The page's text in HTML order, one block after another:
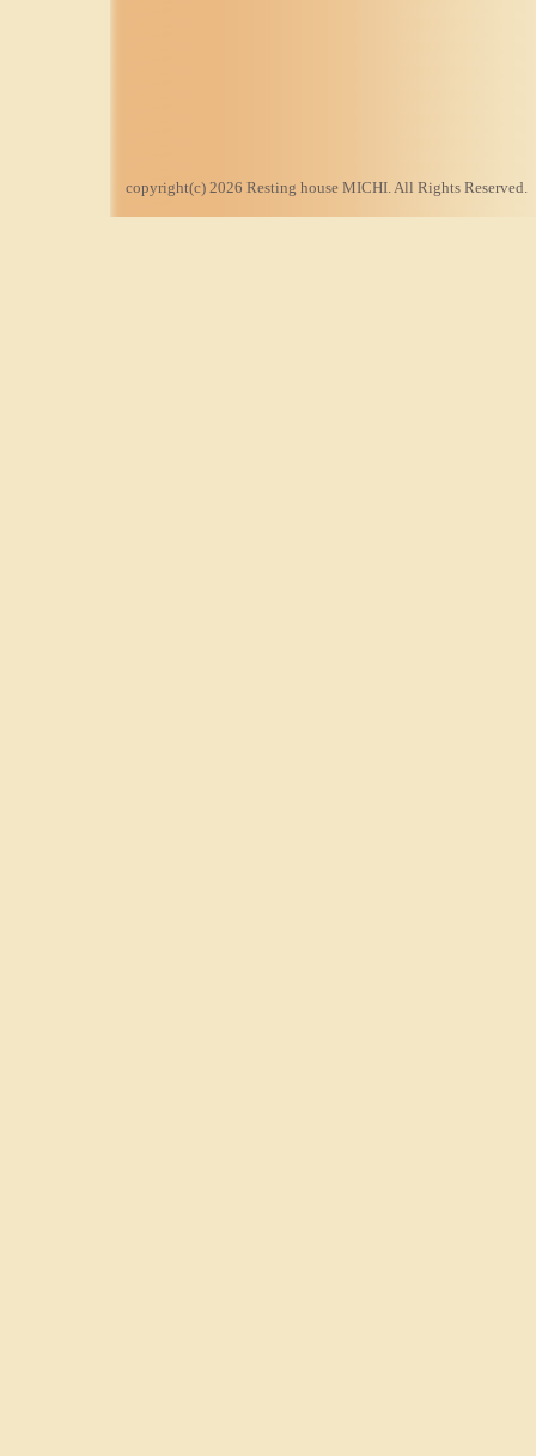
copyright(c) 2026 Resting house MICHI. All Rights Reserved.